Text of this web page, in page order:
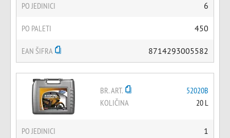
PO JEDINICI 6
PO PALETI 450
EAN ŠIFRA 8714293005582
BR. ART.
52020B
KOLIČINA
20 L
PO JEDINICI 1